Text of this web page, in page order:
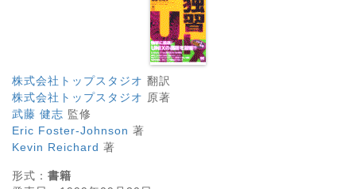
株式会社トップスタジオ 翻訳
株式会社トップスタジオ 原著
武藤 健志 監修
Eric Foster-Johnson 著
Kevin Reichard 著
形式： 書籍